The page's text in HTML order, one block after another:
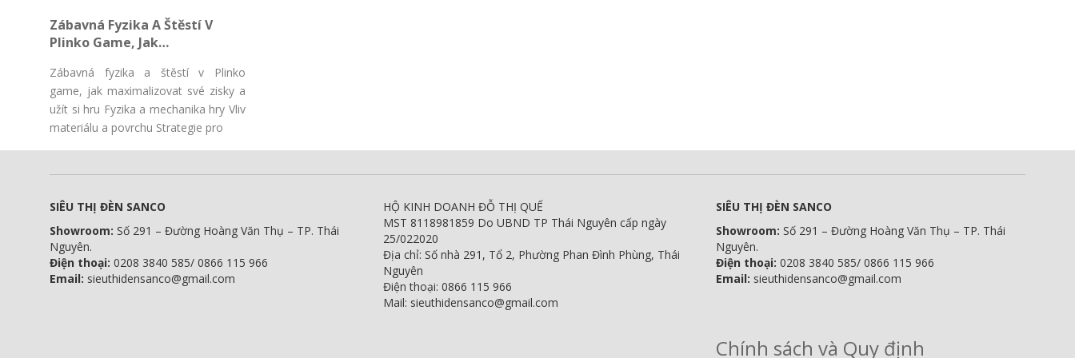
Χαρτοφυλακίου Κατανόηση των
Zábavná Fyzika A Štěstí V
Plinko Game, Jak
Užít Si Hru
Zábavná fyzika a štěstí v Plinko
game, jak maximalizovat své zisky a
užít si hru Fyzika a mechanika hry Vliv
materiálu a povrchu Strategie pro
SIÊU THỊ ĐÈN SANCO
Showroom: Số 291 – Đường Hoàng Văn Thụ – TP. Thái
Nguyên.
Điện thoại: 0208 3840 585/ 0866 115 966
Email: sieuthidensanco@gmail.com
HỘ KINH DOANH ĐỖ THỊ QUẾ
MST 8118981859 Do UBND TP Thái Nguyên cấp ngày
25/022020
Địa chỉ: Số nhà 291, Tổ 2, Phường Phan Đình Phùng, Thái
Nguyên
Điện thoại: 0866 115 966
Mail: sieuthidensanco@gmail.com
SIÊU THỊ ĐÈN SANCO
Showroom:Số 291 – Đường Hoàng Văn Thụ – TP. Thái
Nguyên.
Điện thoại: 0208 3840 585/ 0866 115 966
Email: sieuthidensanco@gmail.com
Chính sách và Quy định